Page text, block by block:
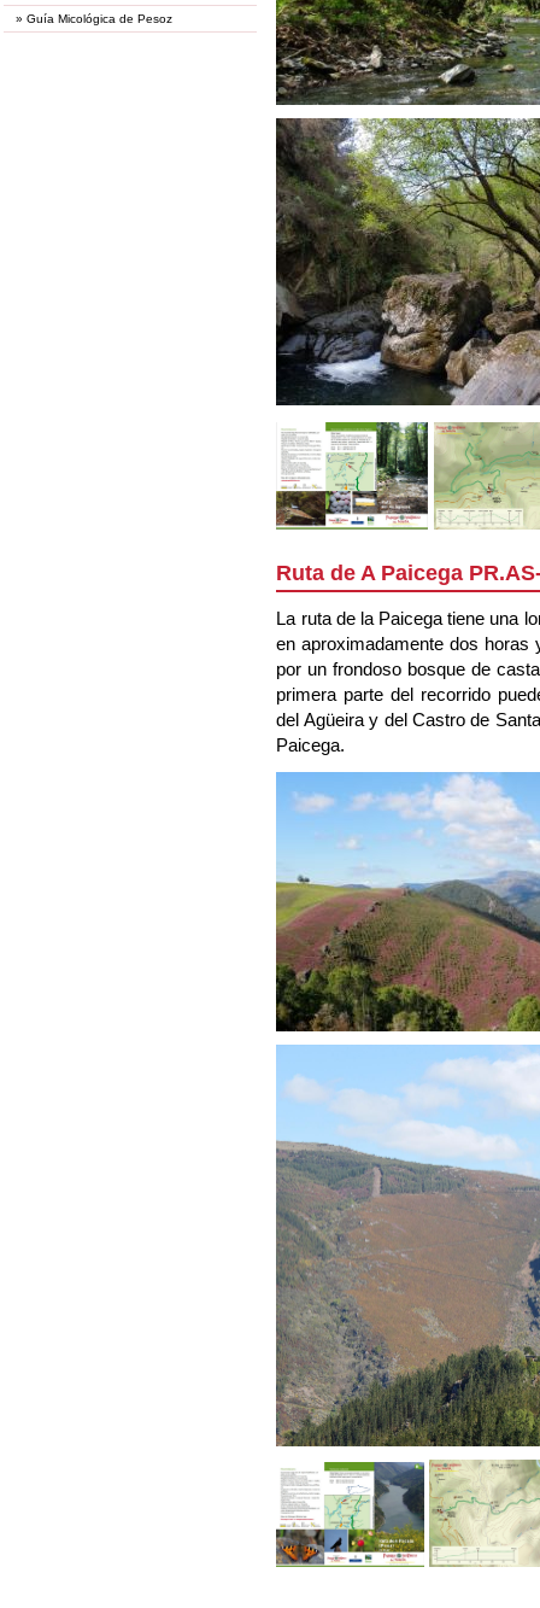
» Guía Micológica de Pesoz
Ruta de A Paicega
La ruta de la Paicega tiene una
en aproximadamente dos
por un frondoso bosque de
primera parte del recorrido
del Agüeira y del Castro de
Paicega.